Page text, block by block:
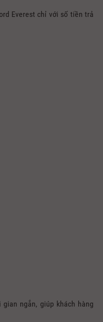
Everest chỉ với số tiền trả
ngắn, giúp khách hàng